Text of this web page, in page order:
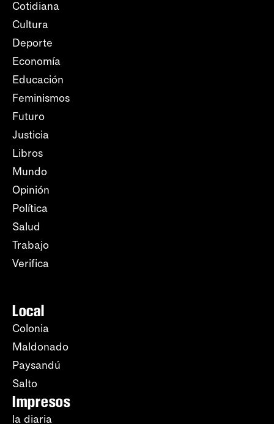
Cotidiana
Cultura
Deporte
Economía
Educación
Feminismos
Futuro
Justicia
Libros
Mundo
Opinión
Política
Salud
Trabajo
Verifica
Local
Colonia
Maldonado
Paysandú
Salto
Impresos
la diaria